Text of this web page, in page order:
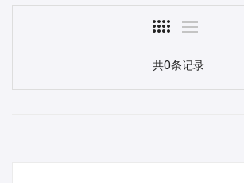
共0条记录